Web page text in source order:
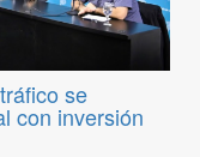
se
con inversión